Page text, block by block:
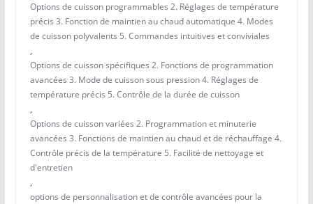
Options de cuisson programmables 2. Réglages de température
précis 3. Fonction de maintien au chaud automatique 4. Modes
de cuisson polyvalents 5. Commandes intuitives et conviviales
,
Options de cuisson spécifiques 2. Fonctions de programmation
avancées 3. Mode de cuisson sous pression 4. Réglages de
température précis 5. Contrôle de la durée de cuisson
,
Options de cuisson variées 2. Programmation et minuterie
avancées 3. Fonctions de maintien au chaud et de réchauffage 4.
Contrôle précis de la température 5. Facilité de nettoyage et
d'entretien
,
options de personnalisation et de contrôle avancées pour la